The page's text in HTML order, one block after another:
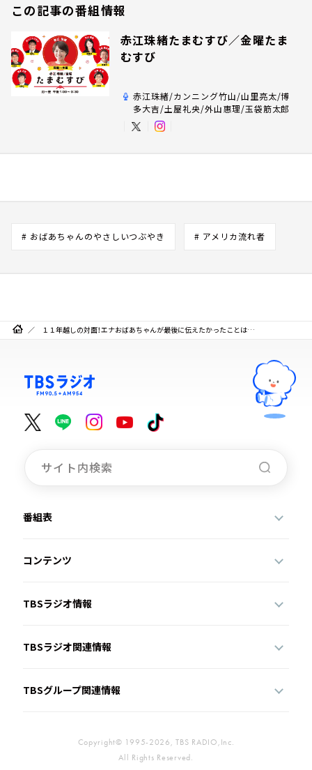
この記事の番組情報
赤江珠緒たまむすび／金曜たま
むすび
赤江珠緒/カンニング竹山/山里亮太/博
多大吉/土屋礼央/外山惠理/玉袋筋太郎
# おばあちゃんのやさしいつぶやき # アメリカ流れ者
１１年越しの対面！エナおばあちゃんが最後に伝えたかったことは…
番組表
コンテンツ
TBSラジオ情報
TBSラジオ関連情報
TBSグループ関連情報
Copyright© 1995-2026, TBS RADIO,Inc.
All Rights Reserved.